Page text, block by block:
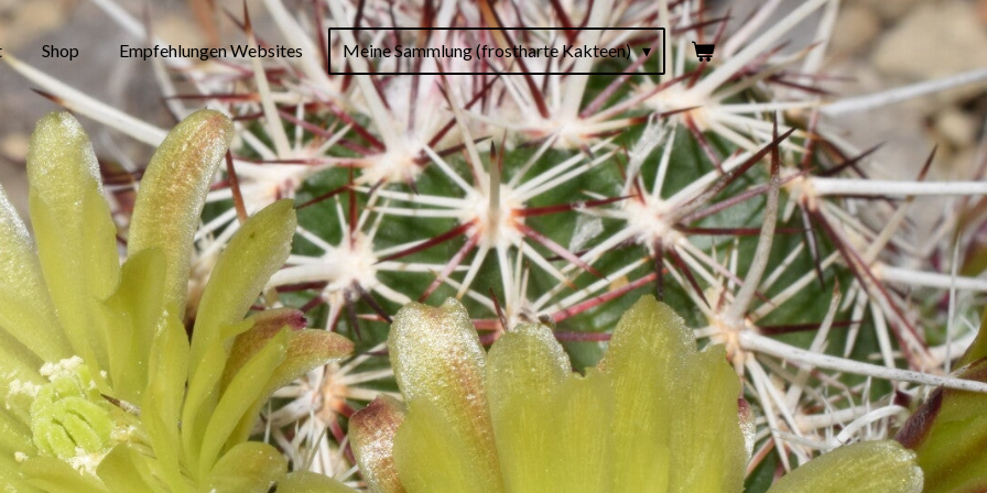
Shop Empfehlungen Websites Meine Sammlung (frostharte Kakteen)